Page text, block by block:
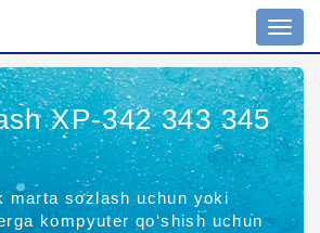
XP-342 343 345
marta sozlash uchun yoki
kompyuter qo‘shish uchun